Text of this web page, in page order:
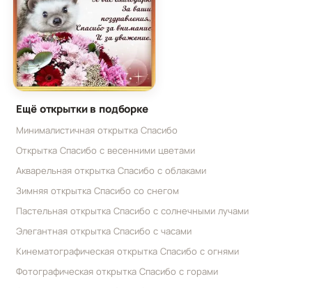
Открытка спасибо и благодарю с ежиком и
Ещё открытки в подборке
Минималистичная открытка Спасибо
Открытка Спасибо с весенними цветами
Акварельная открытка Спасибо с облаками
Зимняя открытка Спасибо со снегом
Пастельная открытка Спасибо с солнечными лучами
Элегантная открытка Спасибо с часами
Кинематографическая открытка Спасибо с огнями
Фотографическая открытка Спасибо с горами